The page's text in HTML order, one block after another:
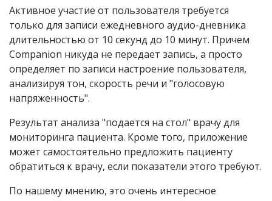
Активное участие от пользователя требуется
только для записи ежедневного аудио-дневника
длительностью от 10 секунд до 10 минут. Причем
Companion никуда не передает запись, а просто
определяет по записи настроение пользователя,
анализируя тон, скорость речи и "голосовую
напряженность".
Результат анализа "подается на стол" врачу для
мониторинга пациента. Кроме того, приложение
может самостоятельно предложить пациенту
обратиться к врачу, если показатели этого требуют.
По нашему мнению, это очень интересное